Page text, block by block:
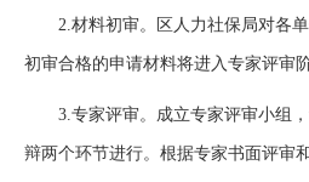
2.材料初审。区人力社保局对各单
初审合格的申请材料将进入专家评审阶
3.专家评审。成立专家评审小组，
辩两个环节进行。根据专家书面评审